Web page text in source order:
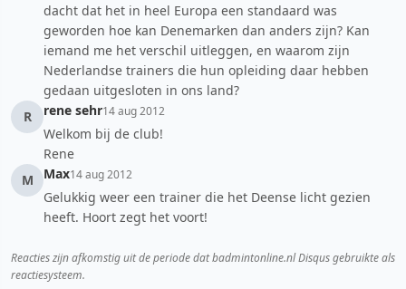
dacht dat het in heel Europa een standaard was
geworden hoe kan Denemarken dan anders zijn? Kan
iemand me het verschil uitleggen, en waarom zijn
Nederlandse trainers die hun opleiding daar hebben
gedaan uitgesloten in ons land?
R
rene sehr14 aug 2012
Welkom bij de club!
Rene
M
Max14 aug 2012
Gelukkig weer een trainer die het Deense licht gezien
heeft. Hoort zegt het voort!
Reacties zijn afkomstig uit de periode dat badmintonline.nl Disqus gebruikte als
reactiesysteem.